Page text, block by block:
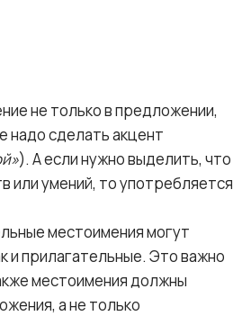
не только в предложении,
надо сделать акцент
). А если нужно выделить, что
или умений, то употребляется
местоимения могут
и прилагательные. Это важно
местоимения должны
а не только